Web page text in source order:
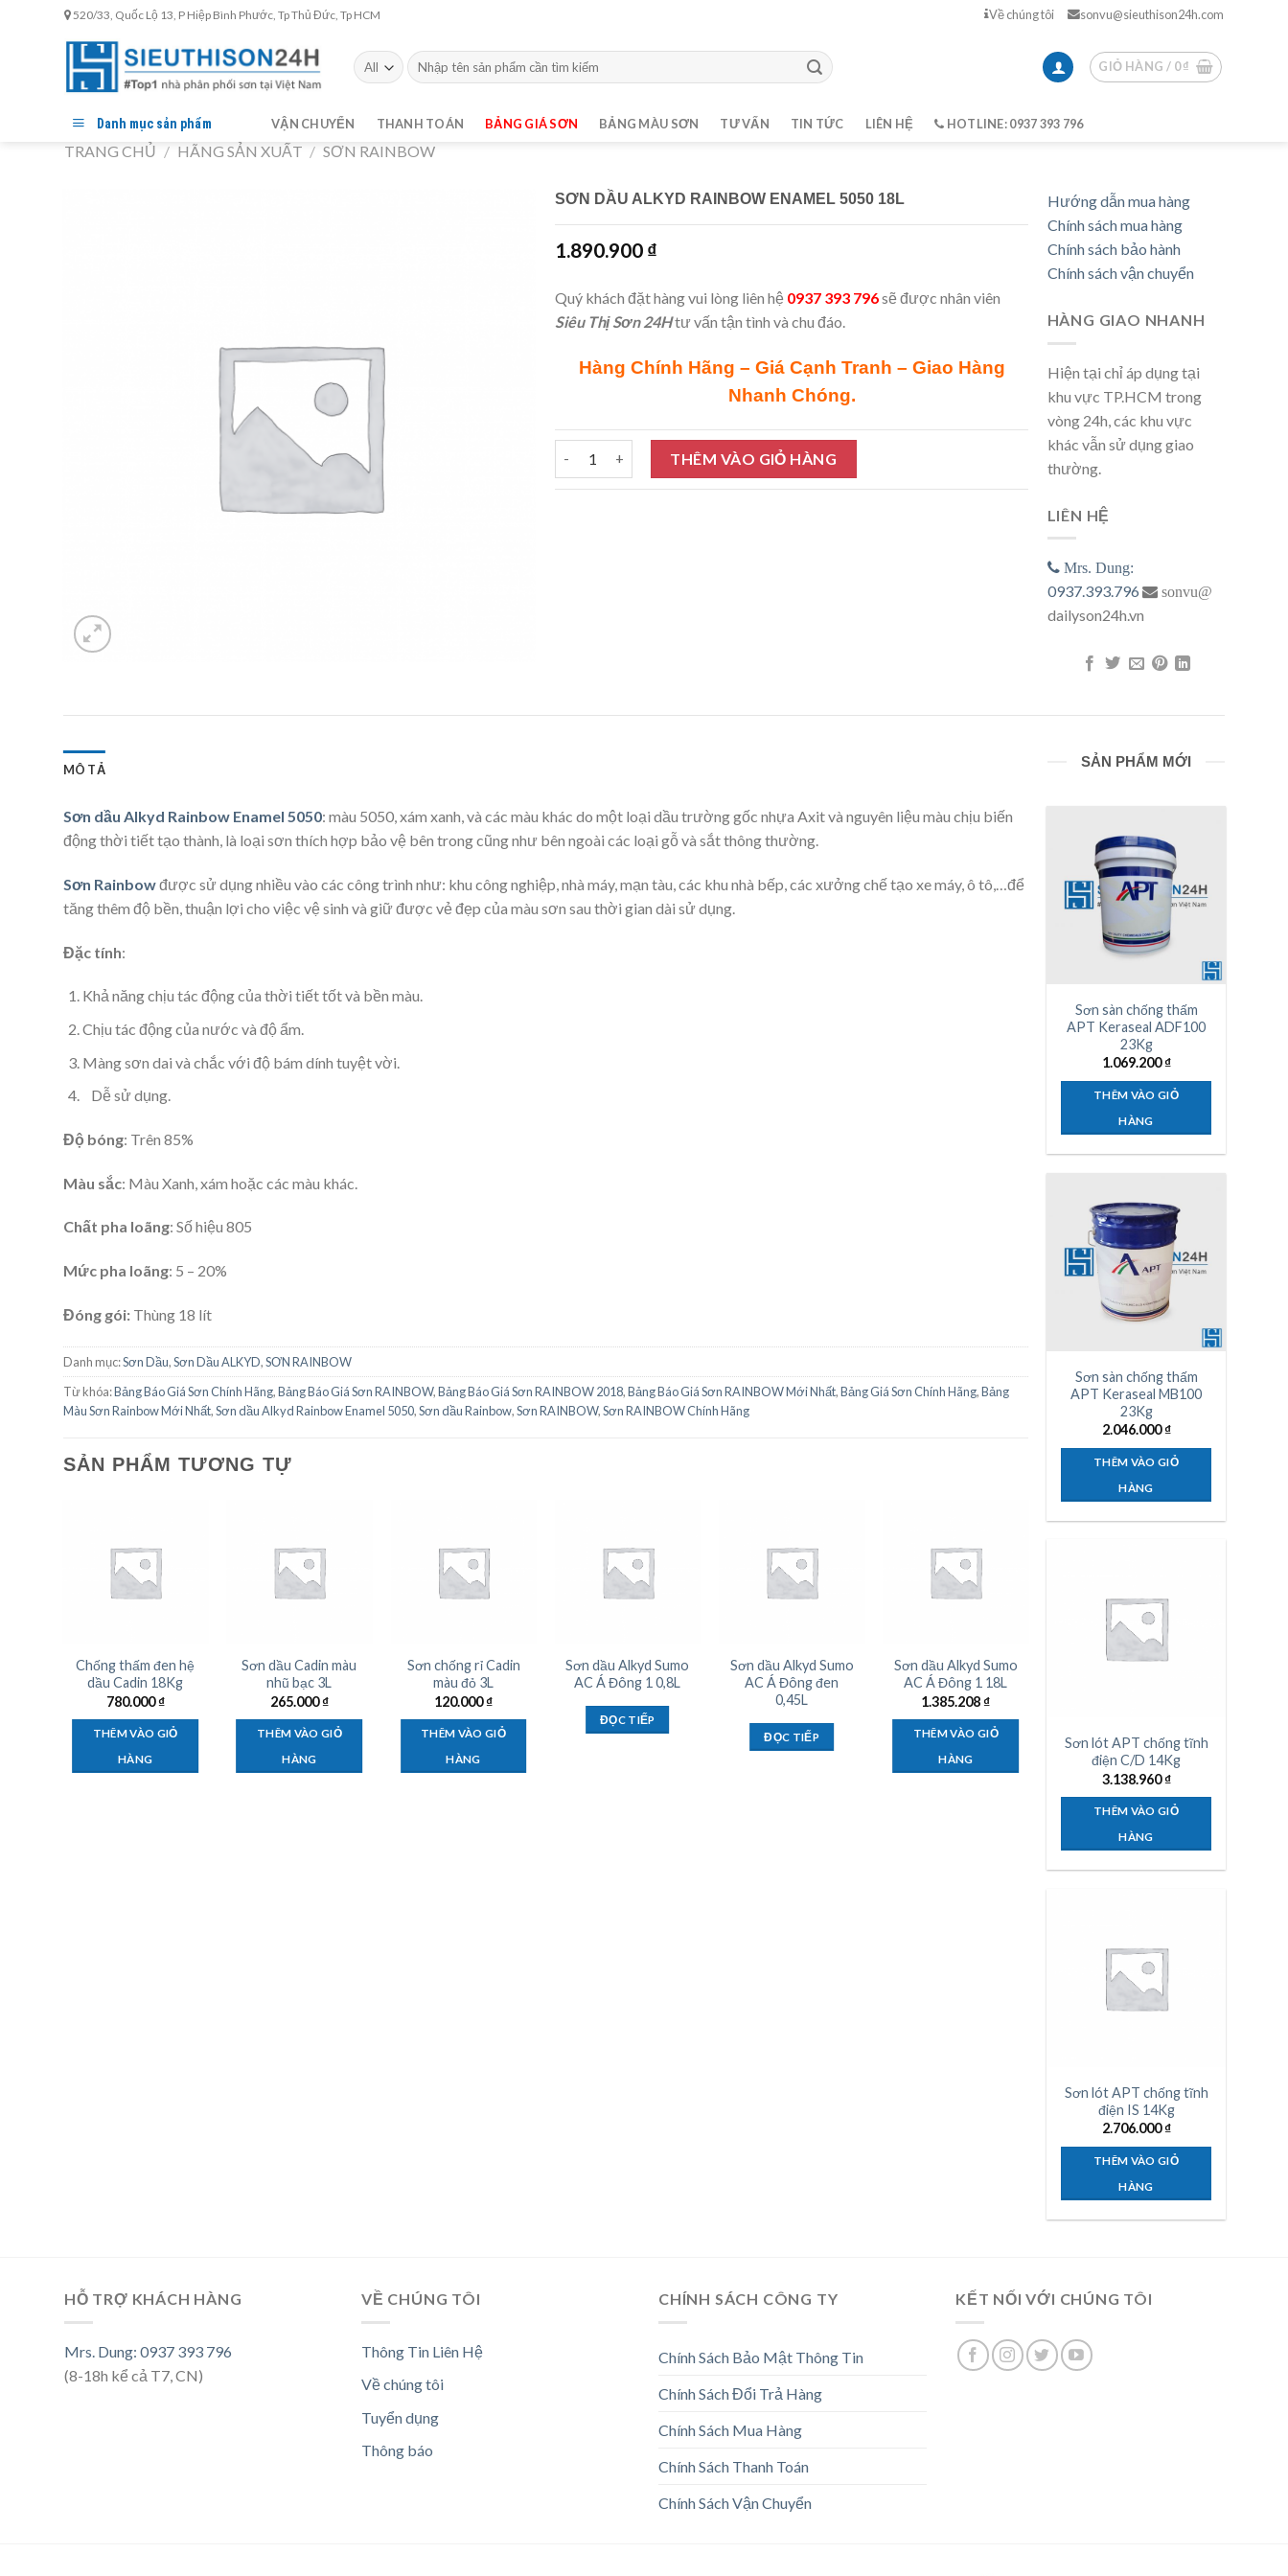
520/33, Quốc Lộ 13, P Hiệp Bình Phước, Tp Thủ Đức, Tp HCM Về chúng tôi sonvu@sieuthison24h.com
Tìm
kiếm:
GIỎ HÀNG / 0₫
Danh mục sản phẩm VẬN CHUYỂN THANH TOÁN BẢNG GIÁ SƠN BẢNG MÀU SƠN TƯ VẤN TIN TỨC LIÊN HỆ HOTLINE: 0937 393 796
TRANG CHỦ / HÃNG SẢN XUẤT / SƠN RAINBOW
SƠN DẦU ALKYD RAINBOW ENAMEL 5050 18L
1.890.900 ₫
Quý khách đặt hàng vui lòng liên hệ 0937 393 796sẽ được nhân viên
Siêu Thị Sơn 24Htư vấn tận tình và chu đáo.
Hàng Chính Hãng – Giá Cạnh Tranh – Giao Hàng
Nhanh Chóng.
Sơn dầu Alkyd Rainbow Enamel 5050 18L số lượng
THÊM VÀO GIỎ HÀNG
Hướng dẫn mua hàng
Chính sách mua hàng
Chính sách bảo hành
Chính sách vận chuyển
HÀNG GIAO NHANH
Hiện tại chỉ áp dụng tại
khu vực TP.HCM trong
vòng 24h, các khu vực
khác vẫn sử dụng giao
thường.
LIÊN HỆ
Mrs. Dung:
0937.393.796 sonvu@
dailyson24h.vn
MÔ TẢ
Sơn dầu Alkyd Rainbow Enamel 5050: màu 5050, xám xanh, và các màu khác do một loại dầu trường gốc nhựa Axit và nguyên liệu màu chịu biến
động thời tiết tạo thành, là loại sơn thích hợp bảo vệ bên trong cũng như bên ngoài các loại gỗ và sắt thông thường.
Sơn Rainbowđược sử dụng nhiều vào các công trình như: khu công nghiệp, nhà máy, mạn tàu, các khu nhà bếp, các xưởng chế tạo xe máy, ô tô,…để
tăng thêm độ bền, thuận lợi cho việc vệ sinh và giữ được vẻ đẹp của màu sơn sau thời gian dài sử dụng.
Đặc tính:
Khả năng chịu tác động của thời tiết tốt và bền màu.
Chịu tác động của nước và độ ẩm.
Màng sơn dai và chắc với độ bám dính tuyệt vời.
Dễ sử dụng.
Độ bóng: Trên 85%
Màu sắc: Màu Xanh, xám hoặc các màu khác.
Chất pha loãng: Số hiệu 805
Mức pha loãng: 5 – 20%
Đóng gói:Thùng 18 lít
Danh mục:Sơn Dầu,Sơn Dầu ALKYD,SƠN RAINBOW
Từ khóa:Bảng Báo Giá Sơn Chính Hãng,Bảng Báo Giá Sơn RAINBOW,Bảng Báo Giá Sơn RAINBOW 2018,Bảng Báo Giá Sơn RAINBOW Mới Nhất,Bảng Giá Sơn Chính Hãng,Bảng
Màu Sơn Rainbow Mới Nhất,Sơn dầu Alkyd Rainbow Enamel 5050,Sơn dầu Rainbow,Sơn RAINBOW,Sơn RAINBOW Chính Hãng
SẢN PHẨM TƯƠNG TỰ
Chống thấm đen hệ
dầu Cadin 18Kg
780.000₫
THÊM VÀO GIỎ
HÀNG
Sơn dầu Cadin màu
nhũ bạc 3L
265.000₫
THÊM VÀO GIỎ
HÀNG
Sơn chống rỉ Cadin
màu đỏ 3L
120.000₫
THÊM VÀO GIỎ
HÀNG
Sơn dầu Alkyd Sumo
AC Á Đông 1 0,8L
ĐỌC TIẾP
Sơn dầu Alkyd Sumo
AC Á Đông đen
0,45L
ĐỌC TIẾP
Sơn dầu Alkyd Sumo
AC Á Đông 1 18L
1.385.208₫
THÊM VÀO GIỎ
HÀNG
Sơn dầu Alkyd Sumo
HÀNG
SẢN PHẨM MỚI
Sơn sàn chống thấm
APT Keraseal ADF100
23Kg
1.069.200₫
THÊM VÀO GIỎ
HÀNG
Sơn sàn chống thấm
APT Keraseal MB100
23Kg
2.046.000₫
THÊM VÀO GIỎ
HÀNG
Sơn lót APT chống tĩnh
điện C/D 14Kg
3.138.960₫
THÊM VÀO GIỎ
HÀNG
Sơn lót APT chống tĩnh
điện IS 14Kg
2.706.000₫
THÊM VÀO GIỎ
HÀNG
HỖ TRỢ KHÁCH HÀNG
Mrs. Dung: 0937 393 796
(8-18h kể cả T7, CN)
VỀ CHÚNG TÔI
Thông Tin Liên Hệ
Về chúng tôi
Tuyển dụng
Thông báo
CHÍNH SÁCH CÔNG TY
Chính Sách Bảo Mật Thông Tin
Chính Sách Đổi Trả Hàng
Chính Sách Mua Hàng
Chính Sách Thanh Toán
Chính Sách Vận Chuyển
KẾT NỐI VỚI CHÚNG TÔI